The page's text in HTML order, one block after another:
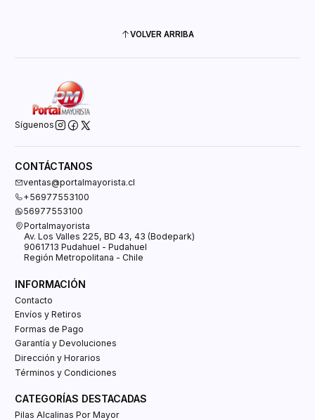
VOLVER ARRIBA
Síguenos
CONTÁCTANOS
ventas@portalmayorista.cl
+56977553100
56977553100
Portalmayorista
Av. Los Valles 225, BD 43, 43 (Bodepark)
9061713 Pudahuel - Pudahuel
Región Metropolitana - Chile
INFORMACIÓN
Contacto
Envíos y Retiros
Formas de Pago
Garantía y Devoluciones
Dirección y Horarios
Términos y Condiciones
CATEGORÍAS DESTACADAS
Pilas Alcalinas Por Mayor